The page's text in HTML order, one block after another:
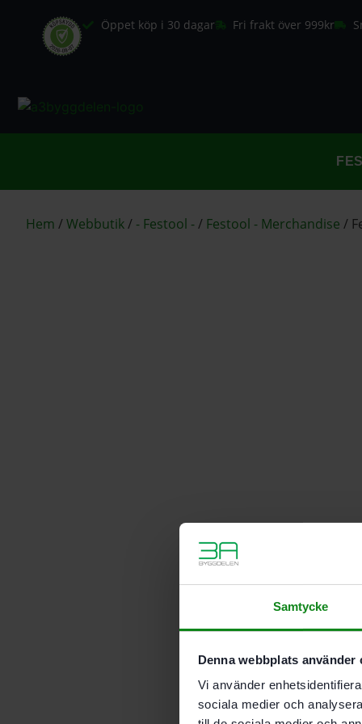
Samtycke
Denna webbplats använder
Vi använder
sociala medier och
Öppet köp i 30 dagar Fri frakt över 999kr
Hem /Webbutik/ - Festool -/ Festool - Merchandise /